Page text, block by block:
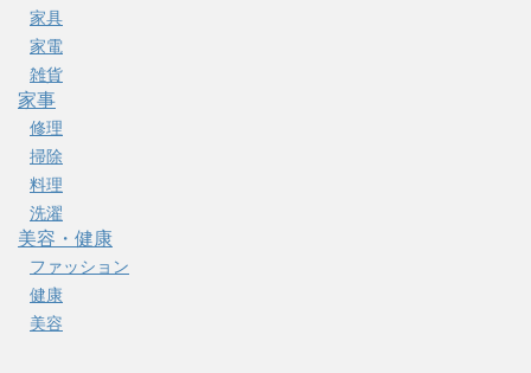
家具
家電
雑貨
家事
修理
掃除
料理
洗濯
美容・健康
ファッション
健康
美容